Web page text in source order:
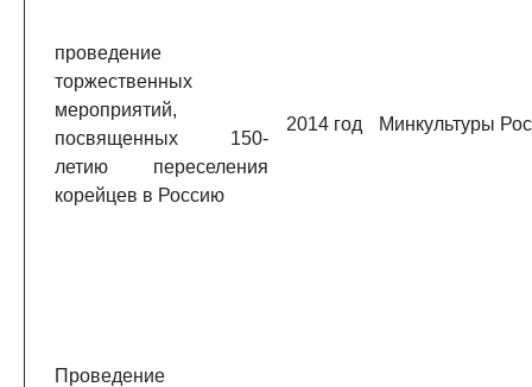
проведение
торжественных
мероприятий,
посвященных 150-
летию переселения
корейцев в Россию
2014 год Минкультуры
Проведение